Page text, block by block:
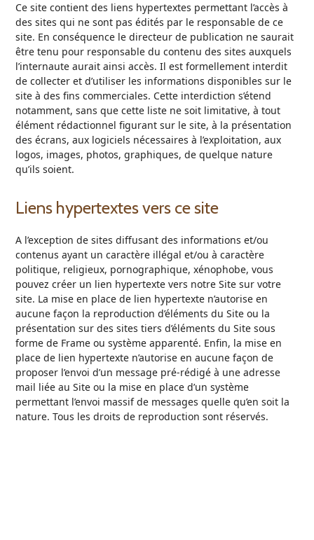
Ce site contient des liens hypertextes permettant l’accès à
des sites qui ne sont pas édités par le responsable de ce
site. En conséquence le directeur de publication ne saurait
être tenu pour responsable du contenu des sites auxquels
l’internaute aurait ainsi accès. Il est formellement interdit
de collecter et d’utiliser les informations disponibles sur le
site à des fins commerciales. Cette interdiction s’étend
notamment, sans que cette liste ne soit limitative, à tout
élément rédactionnel figurant sur le site, à la présentation
des écrans, aux logiciels nécessaires à l’exploitation, aux
logos, images, photos, graphiques, de quelque nature
qu’ils soient.
Liens hypertextes vers ce site
A l’exception de sites diffusant des informations et/ou
contenus ayant un caractère illégal et/ou à caractère
politique, religieux, pornographique, xénophobe, vous
pouvez créer un lien hypertexte vers notre Site sur votre
site. La mise en place de lien hypertexte n’autorise en
aucune façon la reproduction d’éléments du Site ou la
présentation sur des sites tiers d’éléments du Site sous
forme de Frame ou système apparenté. Enfin, la mise en
place de lien hypertexte n’autorise en aucune façon de
proposer l’envoi d’un message pré-rédigé à une adresse
mail liée au Site ou la mise en place d’un système
permettant l’envoi massif de messages quelle qu’en soit la
nature. Tous les droits de reproduction sont réservés.